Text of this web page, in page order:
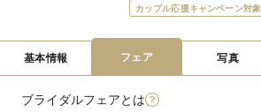
カップル応援キャンペーン対象
基本情報 フェア 写真
ブライダルフェアとは